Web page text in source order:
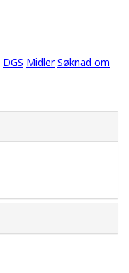
DGS Midler Søknad om